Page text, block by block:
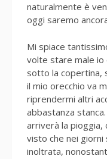
naturalmente è
oggi saremo
Mi spiace
volte stare male io
sotto la copertina,
il mio orecchio va
riprendermi altri
abbastanza
arriverà la pioggia,
visto che nei
inoltrata,